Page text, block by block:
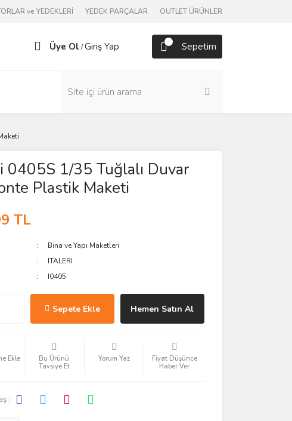
ve YEDEKLERİ YEDEK PARÇALAR OUTLET ÜRÜNLER
Üye Ol /Giriş Yap Sepetim
0405S 1/35 Tuğlalı Duvar
Plastik Maketi
TL
Bina ve Yapı Maketleri
ITALERI
I0405
Sepete Ekle Hemen Satın Al
Bu Ürünü
Tavsiye Et
Yorum Yaz
Fiyat Düşünce
Haber Ver
: